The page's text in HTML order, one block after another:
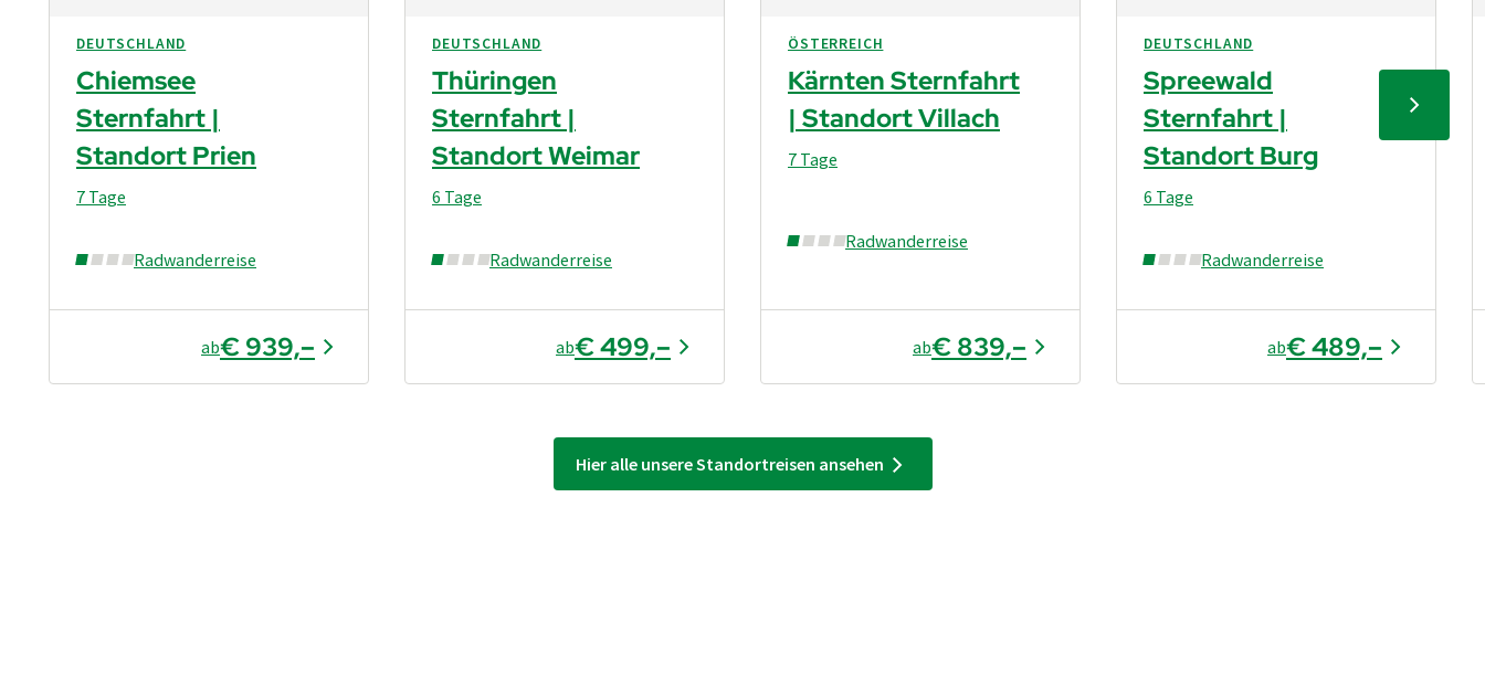
DEUTSCHLAND
Chiemsee
Sternfahrt |
Standort Prien
Radwanderreise
7 Tage
ab€ 939,–
DEUTSCHLAND
Thüringen
Sternfahrt |
Standort Weimar
Radwanderreise
6 Tage
ab€ 499,–
ÖSTERREICH
Kärnten Sternfahrt
| Standort Villach
Radwanderreise
7 Tage
ab€ 839,–
DEUTSCHLAND
Spreewald
Sternfahrt |
Standort Burg
Radwanderreise
6 Tage
ab€ 489,–
Hier alle unsere Standortreisen ansehen